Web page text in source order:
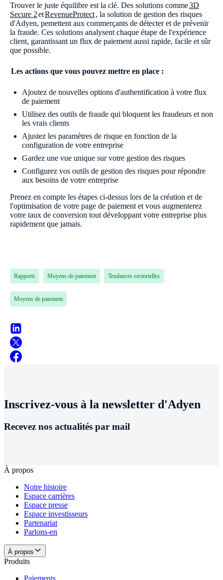
Trouver le juste équilibre est la clé. Des solutions comme3D
Secure 2etRevenueProtect, la solution de gestion des risques
d'Adyen, pemettent aux commerçants de détecter et de prévenir
la fraude. Ces solutions analysent chaque étape de l'expérience
client, garantissant un flux de paiement aussi rapide, facile et sûr
que possible.
Les actions que vous pouvez mettre en place :
Ajoutez de nouvelles options d'authentification à votre flux
de paiement
Utilisez des outils de fraude qui bloquent les fraudeurs et non
les vrais clients
Ajustez les paramètres de risque en fonction de la
configuration de votre entreprise
Gardez une vue unique sur votre gestion des risques
Configurez vos outils de gestion des risques pour répondre
aux besoins de votre entreprise
Prenez en compte les étapes ci-dessus lors de la création et de
l'optimisation de votre page de paiement et vous augmenterez
votre taux de conversion tout développant votre entreprise plus
rapidement que jamais.
Rapports Moyens de paiement Tendances sectorielles
Moyens de paiement
Inscrivez-vous à la newsletter d'Adyen
Recevez nos actualités par mail
À propos
Notre histoire
Espace carrières
Espace presse
Espace investisseurs
Partenariat
Parlons-en
À propos
Produits
Paiements